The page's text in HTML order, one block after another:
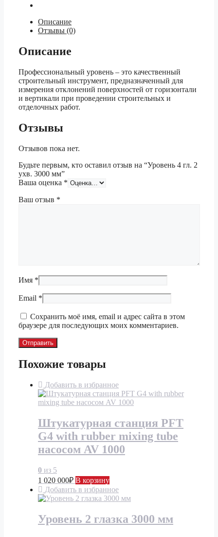
Описание
Отзывы (0)
Описание
Профессиональный уровень – это качественный
строительный инструмент, предназначенный для
измерения отклонений поверхностей от горизонтали
и вертикали при проведении строительных и
отделочных работ.
Отзывы
Отзывов пока нет.
Будьте первым, кто оставил отзыв на “Уровень 4 гл. 2
ухв. 3000 мм”
Ваша оценка *
Ваш отзыв *
Имя *
Email *
Сохранить моё имя, email и адрес сайта в этом
браузере для последующих моих комментариев.
Похожие товары
Добавить в избранное
Штукатурная станция PFT
G4 with rubber mixing tube
насосом AV 1000
0 из 5
1 020 000₽ В корзину
Добавить в избранное
Уровень 2 глазка 3000 мм